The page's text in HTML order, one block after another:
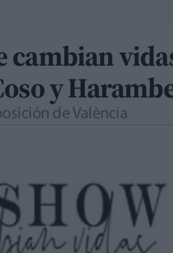
cambian
y
de València